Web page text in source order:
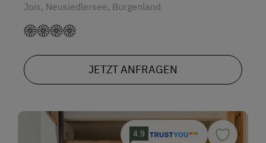
Jois, Neusiedlersee, Burgenland
JETZT ANFRAGEN
4.9